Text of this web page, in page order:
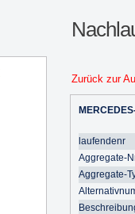
Zurück zur
laufendenr
Aggregate-
Aggregate-